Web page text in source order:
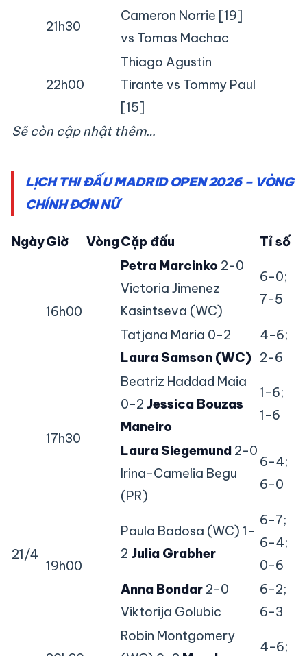
21h30
Cameron Norrie [19]
vs Tomas Machac
22h00
Thiago Agustin
Tirante vs Tommy Paul
[15]
Sẽ còn cập nhật thêm…
LỊCH THI ĐẤU MADRID OPEN 2026 – VÒNG
CHÍNH ĐƠN NỮ
NgàyGiờ VòngCặp đấu Tỉ số
21/4
16h00
Petra Marcinko 2-0
Victoria Jimenez
Kasintseva (WC)
6-0;
7-5
Tatjana Maria 0-2
Laura Samson (WC)
4-6;
2-6
17h30
Beatriz Haddad Maia
0-2 Jessica Bouzas
Maneiro
1-6;
1-6
Laura Siegemund 2-0
Irina-Camelia Begu
(PR)
6-4;
6-0
19h00
Paula Badosa (WC) 1-
2 Julia Grabher
6-7;
6-4;
0-6
Anna Bondar 2-0
Viktorija Golubic
6-2;
6-3
Robin Montgomery
4-6;